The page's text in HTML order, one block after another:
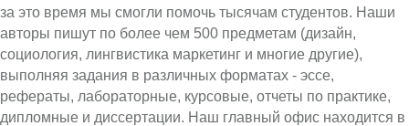
за это время мы смогли помочь тысячам студентов. Наши
авторы пишут по более чем 500 предметам (дизайн,
социология, лингвистика маркетинг и многие другие),
выполняя задания в различных форматах - эссе,
рефераты, лабораторные, курсовые, отчеты по практике,
дипломные и диссертации. Наш главный офис находится в